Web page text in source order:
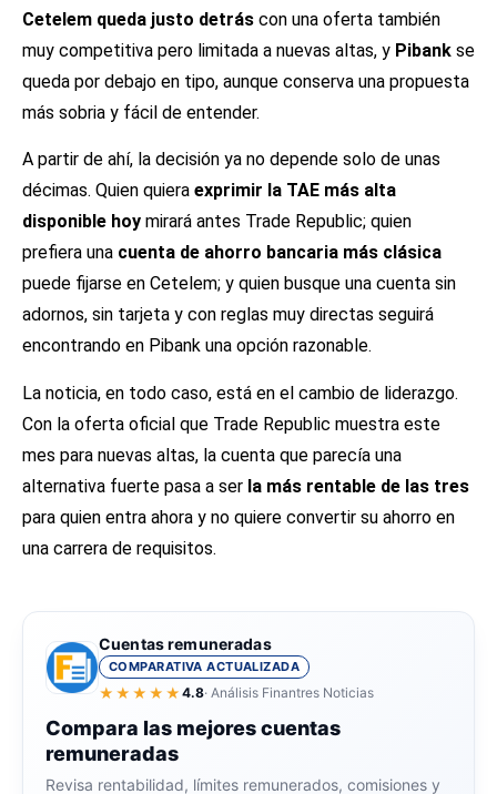
Cetelem queda justo detrás con una oferta también
muy competitiva pero limitada a nuevas altas, y Pibank se
queda por debajo en tipo, aunque conserva una propuesta
más sobria y fácil de entender.
A partir de ahí, la decisión ya no depende solo de unas
décimas. Quien quiera exprimir la TAE más alta
disponible hoy mirará antes Trade Republic; quien
prefiera una cuenta de ahorro bancaria más clásica
puede fijarse en Cetelem; y quien busque una cuenta sin
adornos, sin tarjeta y con reglas muy directas seguirá
encontrando en Pibank una opción razonable.
La noticia, en todo caso, está en el cambio de liderazgo.
Con la oferta oficial que Trade Republic muestra este
mes para nuevas altas, la cuenta que parecía una
alternativa fuerte pasa a ser la más rentable de las tres
para quien entra ahora y no quiere convertir su ahorro en
una carrera de requisitos.
Cuentas remuneradas
COMPARATIVA ACTUALIZADA
★★★★★ 4.8· Análisis Finantres Noticias
Compara las mejores cuentas
remuneradas
Revisa rentabilidad, límites remunerados, comisiones y